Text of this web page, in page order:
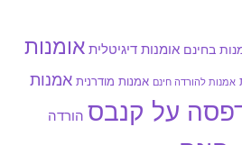
בחינם אומנות דיגיטלית אומנות
אמנות להורדה חינם אמנות מודרנית אמנות
על קנבס הורדה